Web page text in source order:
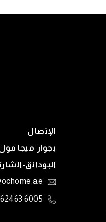
الإتصال
بجوار ميجا
البودانق-
6005 62463